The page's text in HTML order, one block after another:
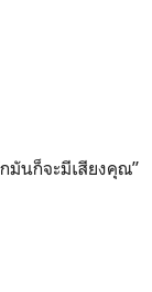
มันก็จะมีเสียงคุณ”